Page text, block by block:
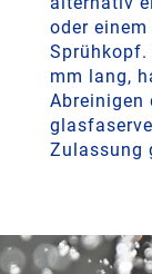
oder
mm lang,
Abreinigen
Zulassung